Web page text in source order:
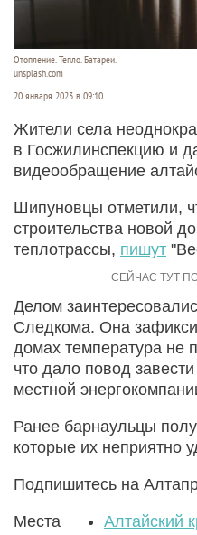
Отопление. Тепло. Батареи.
unsplash.com
20 января 2023 в 09:10
Жители села
в Госжилинспекцию и
видеообращение
Шипуновцы отметили,
строительства новой
теплотрассы, пишут
Делом
Следкома. Она
домах температура не
что дало повод
местной
Ранее барнаульцы
которые их неприятно
Подпишитесь на
Места Алтайский